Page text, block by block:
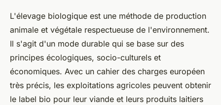
L'élevage biologique est une méthode de production
animale et végétale respectueuse de l'environnement.
Il s'agit d'un mode durable qui se base sur des
principes écologiques, socio-culturels et
économiques. Avec un cahier des charges européen
très précis, les exploitations agricoles peuvent obtenir
le label bio pour leur viande et leurs produits laitiers